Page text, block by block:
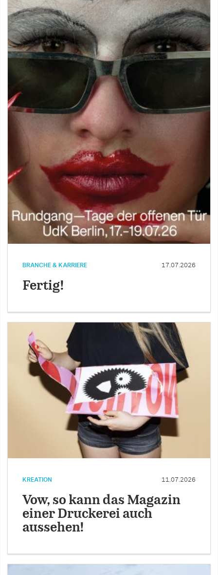
BRANCHE & KARRIERE 17.07.2026
Fertig!
KREATION 11.07.2026
Vow, so kann das Magazin
einer Druckerei auch
aussehen!